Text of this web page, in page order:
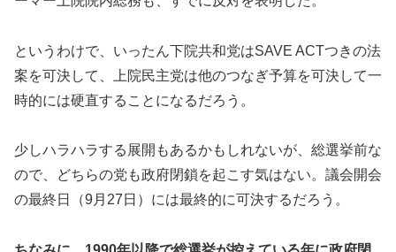
というわけで、いったん下院共和党はSAVE ACTつきの法
案を可決して、上院民主党は他のつなぎ予算を可決して一
時的には硬直することになるだろう。
少しハラハラする展開もあるかもしれないが、総選挙前な
ので、どちらの党も政府閉鎖を起こす気はない。議会開会
の最終日（9月27日）には最終的に可決するだろう。